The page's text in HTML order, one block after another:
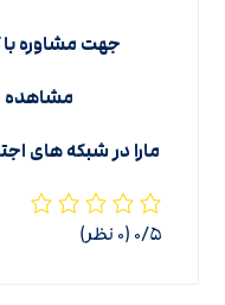
جهت مشاوره
مشاهده
مارا در شبکه های
‫۰/۵ ‫(۰ نظر)